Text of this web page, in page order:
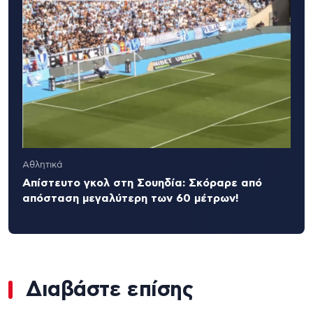
Αθλητικά
Απίστευτο γκολ στη Σουηδία: Σκόραρε από
απόσταση μεγαλύτερη των 60 μέτρων!
Διαβάστε επίσης